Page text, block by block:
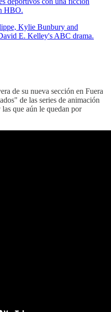
HBO.
Kylie Bunbury and
E. Kelley's ABC drama.
de su nueva sección en Fuera
de las series de animación
que aún le quedan por